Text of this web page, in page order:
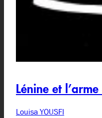
Lénine et
Louisa YOUSFI